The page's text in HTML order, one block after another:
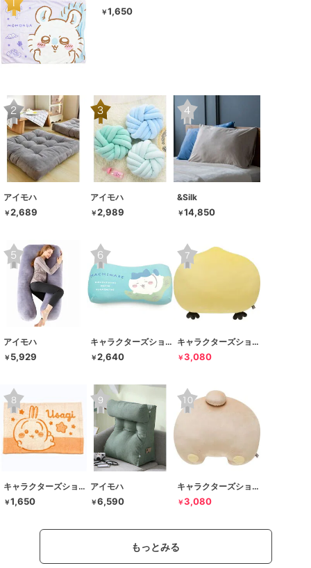
￥1,650
アイモハ
￥2,689
アイモハ
￥2,989
&Silk
￥14,850
アイモハ
￥ 5,929
キャラクターズショップ ラフラフ
￥2,640
キャラクターズショップ ラフラフ
￥3,080
キャラクターズショップ ラフラフ
￥1,650
アイモハ
￥6,590
キャラクターズショップ ラフラフ
￥3,080
もっとみる